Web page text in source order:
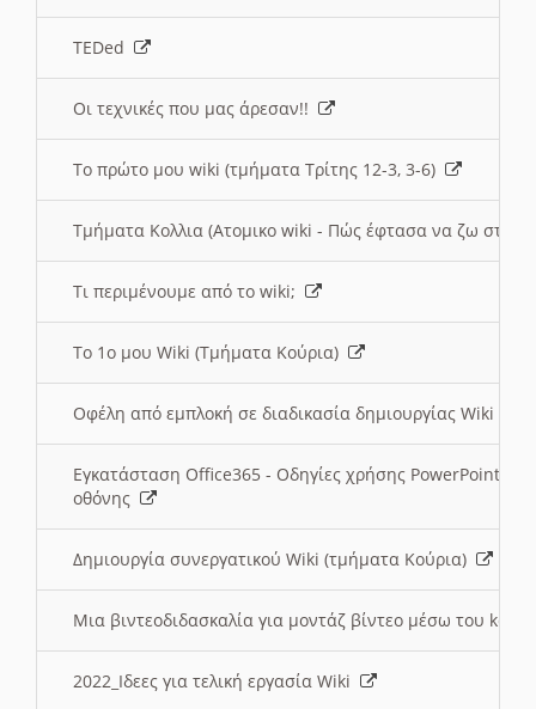
TEDed
Οι τεχνικές που μας άρεσαν!!
Το πρώτο μου wiki (τμήματα Τρίτης 12-3, 3-6)
Τμήματα Κολλια (Ατομικο wiki - Πώς έφτασα να ζω στην
Τι περιμένουμε από το wiki;
Το 1ο μου Wiki (Τμήματα Κούρια)
Οφέλη από εμπλοκή σε διαδικασία δημιουργίας Wiki
Εγκατάσταση Office365 - Οδηγίες χρήσης PowerPoint
οθόνης
Δημιουργία συνεργατικού Wiki (τμήματα Κούρια)
Μια βιντεοδιδασκαλία για μοντάζ βίντεο μέσω του
2022_Ιδεες για τελική εργασία Wiki